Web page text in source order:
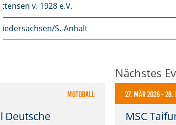
v. 1928 e.V.
Niedersachsen/S.-Anhalt
Motoball
Deutsche
Nächstes
27. Mär 2026-28.
MSC